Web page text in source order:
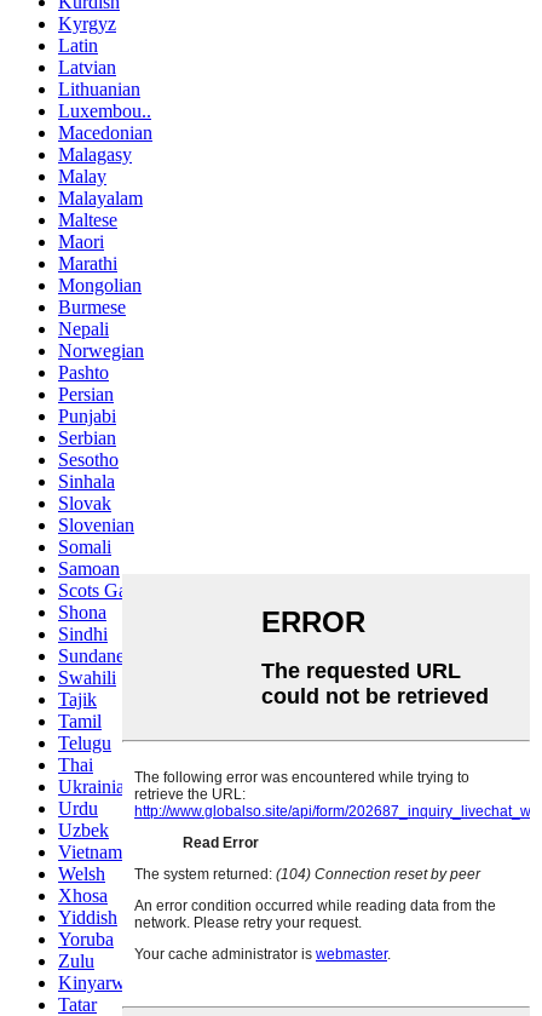
Kyrgyz
Latin
Latvian
Lithuanian
Luxembou..
Macedonian
Malagasy
Malay
Malayalam
Maltese
Maori
Marathi
Mongolian
Burmese
Nepali
Norwegian
Pashto
Persian
Punjabi
Serbian
Sesotho
Sinhala
Slovak
Slovenian
Somali
Samoan
Scots Gaelic
Shona
Sindhi
Sundanese
Swahili
Tajik
Tamil
Telugu
Thai
Ukrainian
Urdu
Uzbek
Vietnamese
Welsh
Xhosa
Yiddish
Yoruba
Zulu
Kinyarwanda
Tatar